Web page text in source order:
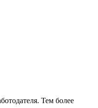
Тем более